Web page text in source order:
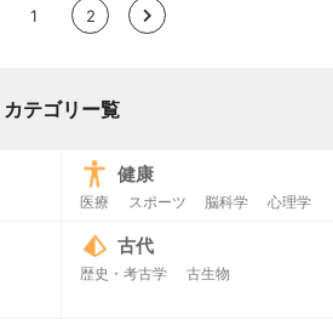
1 2 >
カテゴリー覧
健康
医療 スポーツ 脳科学 心理学
古代
歴史・考古学 古生物